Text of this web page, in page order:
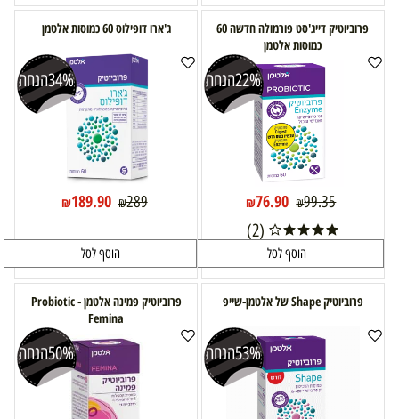
פרוביוטיק דייג'סט פורמולה חדשה 60
כמוסות אלטמן
22%הנחה
₪99.35
₪76.90
(2)
הוסף לסל
ג'ארו דופילוס 60 כמוסות אלטמן
34%הנחה
₪289
₪189.90
הוסף לסל
פרוביוטיק Shape של אלטמן-שייפ
53%הנחה
פרוביוטיק פמינה אלטמן - Probiotic
Femina
50%הנחה